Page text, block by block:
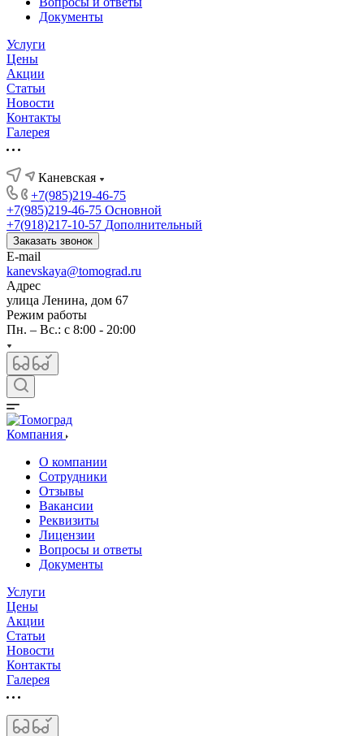
Документы
Услуги
Цены
Акции
Статьи
Новости
Контакты
Галерея
Каневская
+7(985)219-46-75
+7(985)219-46-75 Основной
+7(918)217-10-57 Дополнительный
Заказать звонок
E-mail
kanevskaya@tomograd.ru
Адрес
улица Ленина, дом 67
Режим работы
Пн. – Вс.: c 8:00 - 20:00
Компания
О компании
Сотрудники
Отзывы
Вакансии
Реквизиты
Лицензии
Вопросы и ответы
Документы
Услуги
Цены
Акции
Статьи
Новости
Контакты
Галерея